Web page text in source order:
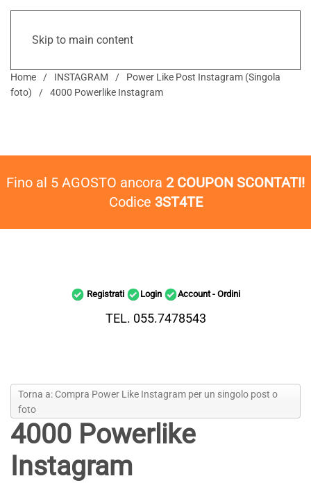
Skip to main content
Home INSTAGRAM
Power Like Post Instagram (Singola
foto)
4000 Powerlike Instagram
Fino al 5 AGOSTO ancora 2 COUPON SCONTATI!
Codice 3ST4TE
Registrati Login Account - Ordini
TEL. 055.7478543
Torna a: Compra Power Like Instagram per un singolo post o
foto
4000 Powerlike
Instagram